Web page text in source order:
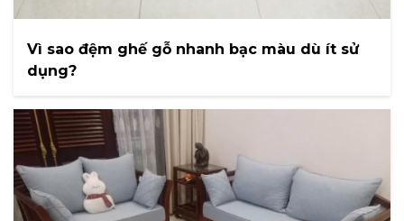
Vì sao đệm ghế gỗ nhanh bạc màu dù ít sử
dụng?